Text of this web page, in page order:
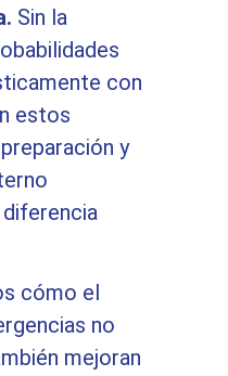
Sin la
con
estos
y
cómo el
no
mejoran